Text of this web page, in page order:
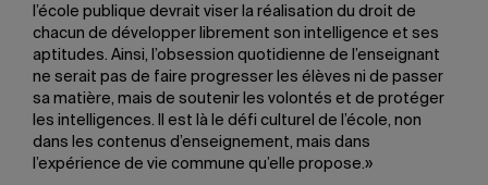
l’école publique devrait viser la réalisation du droit de
chacun de développer librement son intelligence et ses
aptitudes. Ainsi, l’obsession quotidienne de l’enseignant
ne serait pas de faire progresser les élèves ni de passer
sa matière, mais de soutenir les volontés et de protéger
les intelligences. Il est là le défi culturel de l’école, non
dans les contenus d’enseignement, mais dans
l’expérience de vie commune qu’elle propose.»